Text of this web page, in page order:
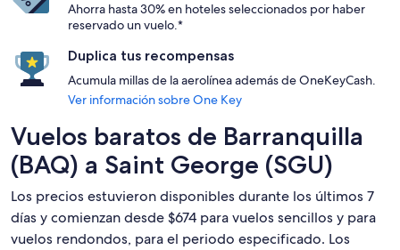
Ahorra hasta 30% en hoteles seleccionados por haber
reservado un vuelo.*
Duplica tus recompensas
Acumula millas de la aerolínea además de OneKeyCash.
Ver información sobre One Key
Vuelos baratos de Barranquilla
(BAQ) a Saint George (SGU)
Los precios estuvieron disponibles durante los últimos 7
días y comienzan desde $674 para vuelos sencillos y para
vuelos rendondos, para el periodo especificado. Los